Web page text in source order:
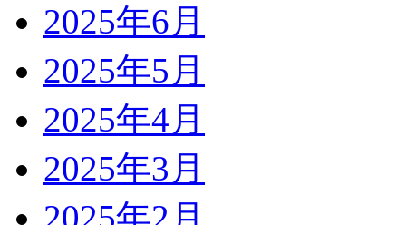
2025年6月
2025年5月
2025年4月
2025年3月
2025年2月